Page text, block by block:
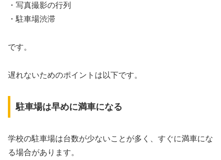
・写真撮影の行列
・駐車場渋滞
です。
遅れないためのポイントは以下です。
駐車場は早めに満車になる
学校の駐車場は台数が少ないことが多く、すぐに満車にな
る場合があります。